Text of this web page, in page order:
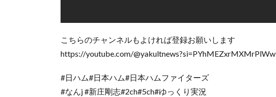
こちらのチャンネルもよければ登録お願いします
https://youtube.com/@yakultnews?si=PYhMEZxrMXMrPlWw
#日ハム#日本ハム#日本ハムファイターズ
#なんj #新庄剛志#2ch#5ch#ゆっくり実況